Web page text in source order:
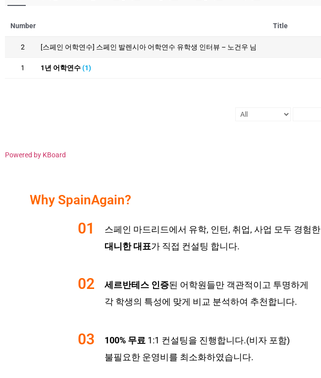
Number Title
2 [스페인 어학연수] 스페인 발렌시아 어학연수 유학생 인터뷰 – 노건우 님
1 1년 어학연수(1)
Powered by KBoard
Why SpainAgain?
01
스페인 마드리드에서 유학, 인턴, 취업, 사업 모두 경험한
대니한 대표가 직접 컨설팅 합니다.
02 세르반테스 인증된 어학원들만 객관적이고 투명하게
각 학생의 특성에 맞게 비교 분석하여 추천합니다.
03 100% 무료 1:1 컨설팅을 진행합니다.(비자 포함)
불필요한 운영비를 최소화하였습니다.